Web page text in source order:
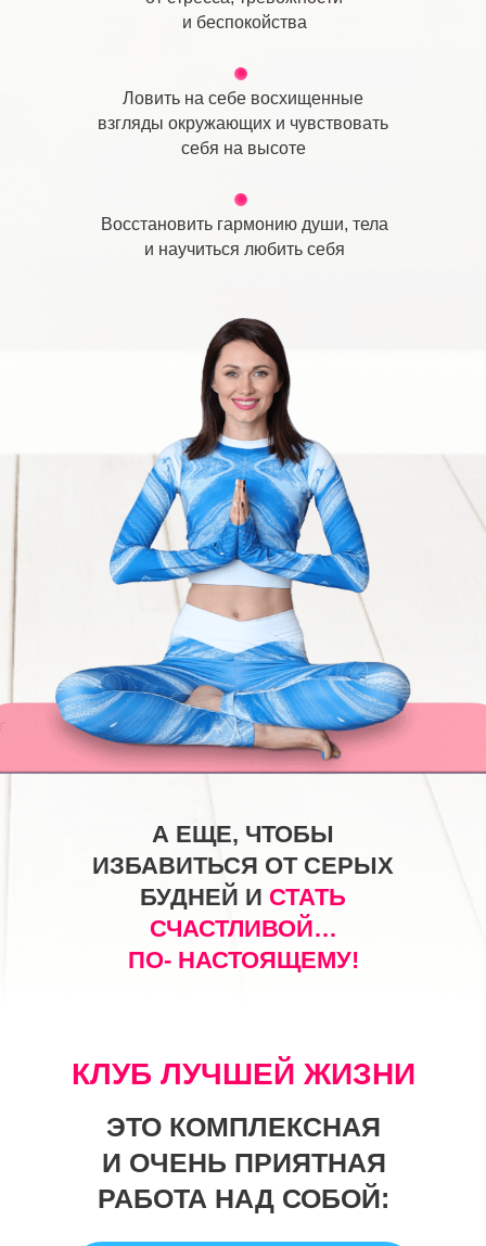
А ЕЩЕ, ЧТОБЫ
ИЗБАВИТЬСЯ ОТ СЕРЫХ
БУДНЕЙ И СТАТЬ
СЧАСТЛИВОЙ…
ПО- НАСТОЯЩЕМУ!
и беспокойства
Ловить на себе восхищенные
взгляды окружающих и чувствовать
себя на высоте
Восстановить гармонию души, тела
и научиться любить себя
КЛУБ ЛУЧШЕЙ ЖИЗНИ
ЭТО КОМПЛЕКСНАЯ
И ОЧЕНЬ ПРИЯТНАЯ
РАБОТА НАД СОБОЙ: